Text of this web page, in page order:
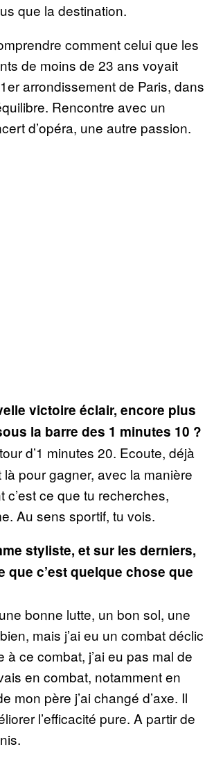
que la destination.
comment celui que les
de moins de 23 ans voyait
arrondissement de Paris, dans
Rencontre avec un
d’opéra, une autre passion.
victoire éclair, encore plus
la barre des 1 minutes 10 ?
d’1 minutes 20. Ecoute, déjà
pour gagner, avec la manière
ce que tu recherches,
Au sens sportif, tu vois.
styliste, et sur les derniers,
que c’est quelque chose que
bonne lutte, un bon sol, une
mais j’ai eu un combat déclic
ce combat, j’ai eu pas mal de
en combat, notamment en
mon père j’ai changé d’axe. Il
l’efficacité pure. A partir de